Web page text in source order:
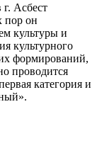
Асбест
пор он
культуры и
культурного
формирований,
проводится
категория и